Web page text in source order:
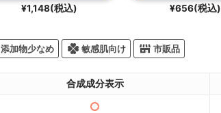
¥1,148(税込) ¥656(税込)
添加物少なめ 敏感肌向け 市販品
合成成分表示